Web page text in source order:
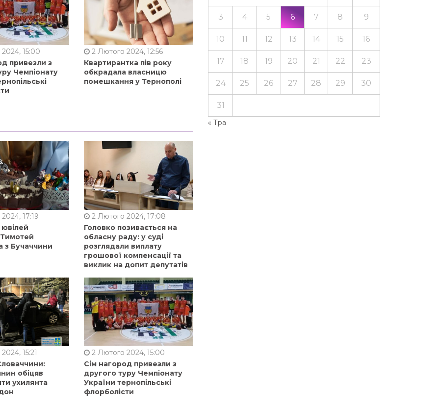
15:00
привезли з
Чемпіонату
2 Лютого 2024, 12:56
Квартирантка пів року
обкрадала власницю
помешкання у Тернополі
17:19
Тимотей
з Бучаччини
2 Лютого 2024, 17:08
Головко позивається на
обласну раду: у суді
розглядали виплату
грошової компенсації та
виклик на допит депутатів
15:21
обіцяв
ухилянта
2 Лютого 2024, 15:00
Сім нагород привезли з
другого туру Чемпіонату
України тернопільські
флорболісти
« Тра
3 4 5 6 7 8 9
10 11 12 13 14 15 16
17 18 19 20 21 22 23
24 25 26 27 28 29 30
31